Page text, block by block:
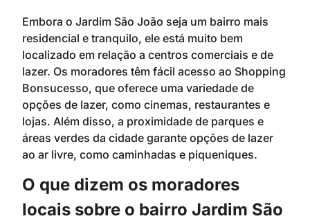
Embora o Jardim São João seja um bairro mais
residencial e tranquilo, ele está muito bem
localizado em relação a centros comerciais e de
lazer. Os moradores têm fácil acesso ao Shopping
Bonsucesso, que oferece uma variedade de
opções de lazer, como cinemas, restaurantes e
lojas. Além disso, a proximidade de parques e
áreas verdes da cidade garante opções de lazer
ao ar livre, como caminhadas e piqueniques.
O que dizem os moradores
locais sobre o bairro Jardim São